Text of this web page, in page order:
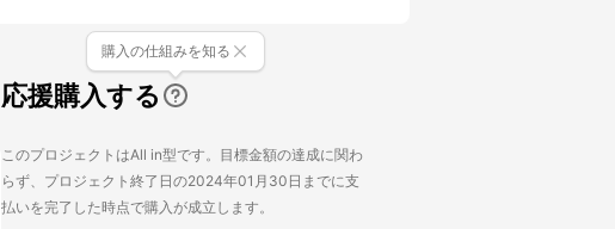
応援購入する
購入の仕組みを知る
このプロジェクトはAll in型です。目標金額の達成に関わ
らず、プロジェクト終了日の2024年01月30日までに支
払いを完了した時点で購入が成立します。